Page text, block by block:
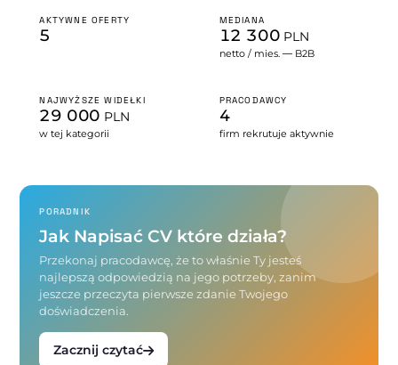
AKTYWNE OFERTY
5
MEDIANA
12 300 PLN
netto / mies. — B2B
NAJWYŻSZE WIDEŁKI
29 000 PLN
w tej kategorii
PRACODAWCY
4
firm rekrutuje aktywnie
PORADNIK
Jak Napisać CV które działa?
Przekonaj pracodawcę, że to właśnie Ty jesteś
najlepszą odpowiedzią na jego potrzeby, zanim
jeszcze przeczyta pierwsze zdanie Twojego
doświadczenia.
Zacznij czytać